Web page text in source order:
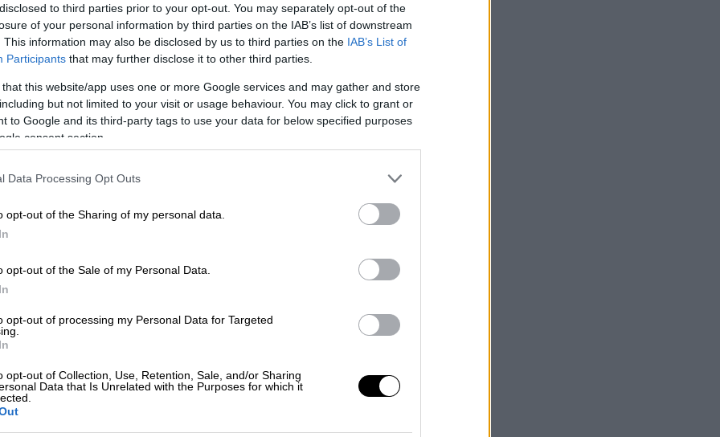
to third parties prior to your opt-out. You may separately opt-out of the
of your personal information by third parties on the IAB’s list of downstream
This information may also be disclosed by us to third parties on the IAB’s List of
Participants that may further disclose it to other third parties.
that this website/app uses one or more Google services and may gather and store
but not limited to your visit or usage behaviour. You may click to grant or
to Google and its third-party tags to use your data for below specified purposes
consent section.
Data Processing Opt Outs
opt-out of the Sharing of my personal data.
opt-out of the Sale of my Personal Data.
opt-out of processing my Personal Data for Targeted
opt-out of Collection, Use, Retention, Sale, and/or Sharing
Data that Is Unrelated with the Purposes for which it
αυτό το κτίριο... (AP Photo/Michel Euler)
το ΕΘΝΟΣ στη Google
Apple
στη γωνία της λεωφόρου των
στοΠαρίσι, ο επικεφαλής του
Τζόνι Άιβ σε συνεργασία με το
Foster + Partners.
μέσα σε ένα ιστορικό κτίριο
ευκαιρία».